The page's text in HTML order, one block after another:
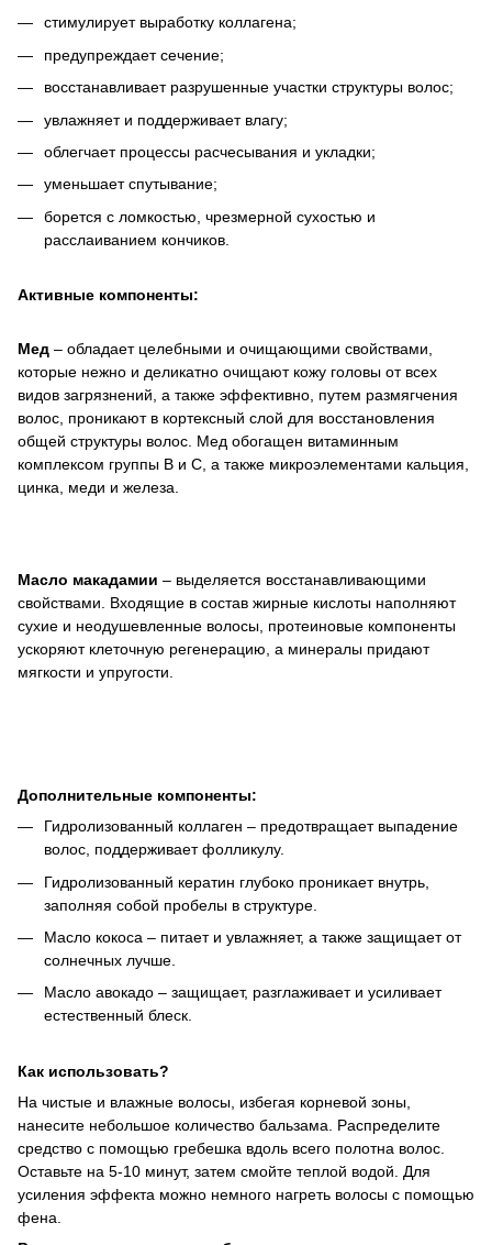
стимулирует выработку коллагена;
предупреждает сечение;
восстанавливает разрушенные участки структуры волос;
увлажняет и поддерживает влагу;
облегчает процессы расчесывания и укладки;
уменьшает спутывание;
борется с ломкостью, чрезмерной сухостью и
расслаиванием кончиков.
Активные компоненты:
Мед – обладает целебными и очищающими свойствами,
которые нежно и деликатно очищают кожу головы от всех
видов загрязнений, а также эффективно, путем размягчения
волос, проникают в кортексный слой для восстановления
общей структуры волос. Мед обогащен витаминным
комплексом группы В и С, а также микроэлементами кальция,
цинка, меди и железа.
Масло макадамии – выделяется восстанавливающими
свойствами. Входящие в состав жирные кислоты наполняют
сухие и неодушевленные волосы, протеиновые компоненты
ускоряют клеточную регенерацию, а минералы придают
мягкости и упругости.
Дополнительные компоненты:
Гидролизованный коллаген – предотвращает выпадение
волос, поддерживает фолликулу.
Гидролизованный кератин глубоко проникает внутрь,
заполняя собой пробелы в структуре.
Масло кокоса – питает и увлажняет, а также защищает от
солнечных лучше.
Масло авокадо – защищает, разглаживает и усиливает
естественный блеск.
Как использовать?
На чистые и влажные волосы, избегая корневой зоны,
нанесите небольшое количество бальзама. Распределите
средство с помощью гребешка вдоль всего полотна волос.
Оставьте на 5-10 минут, затем смойте теплой водой. Для
усиления эффекта можно немного нагреть волосы с помощью
фена.